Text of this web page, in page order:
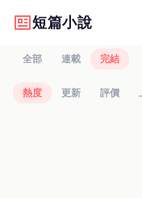
短篇小說
全部 連載 完結
熱度 更新 評價